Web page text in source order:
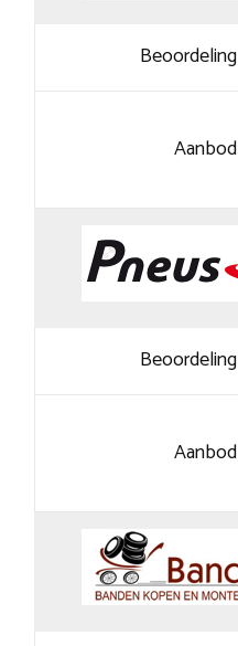
Beoordeling
Aanbod
Beoordeling
Aanbod